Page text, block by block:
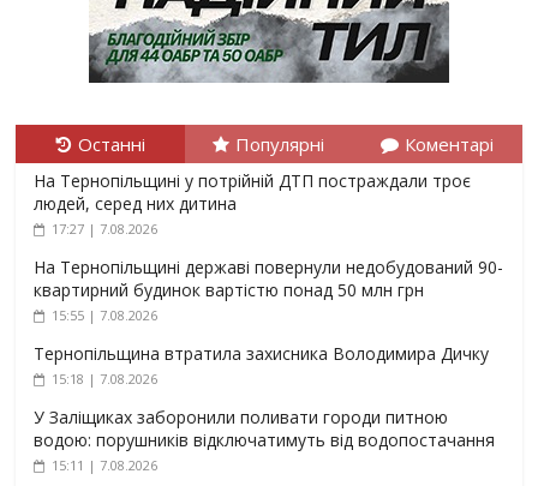
Останні Популярні Коментарі
На Тернопільщині у потрійній ДТП постраждали троє
людей, серед них дитина
17:27 | 7.08.2026
На Тернопільщині державі повернули недобудований 90-
квартирний будинок вартістю понад 50 млн грн
15:55 | 7.08.2026
Тернопільщина втратила захисника Володимира Дичку
15:18 | 7.08.2026
У Заліщиках заборонили поливати городи питною
водою: порушників відключатимуть від водопостачання
15:11 | 7.08.2026